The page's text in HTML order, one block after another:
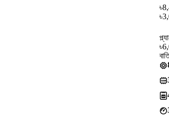
৳
৳